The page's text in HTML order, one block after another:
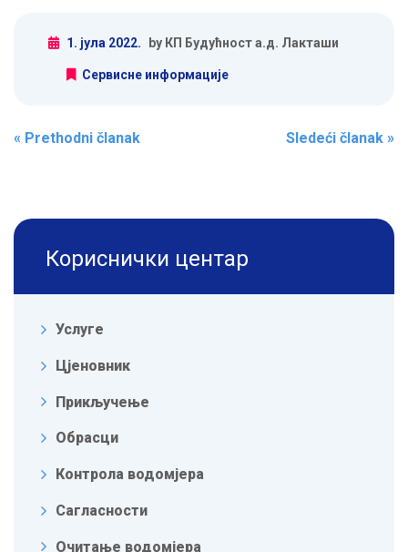
1. јула 2022. by КП Будућност а.д. Лакташи
Сервисне информације
Post navigation
« Prethodni članak Sledeći članak »
Кориснички центар
Услуге
Цјеновник
Прикључење
Обрасци
Контрола водомјера
Сагласности
Очитање водомјера